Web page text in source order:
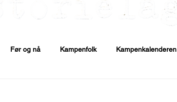
Før og nå Kampenfolk Kampenkalenderen